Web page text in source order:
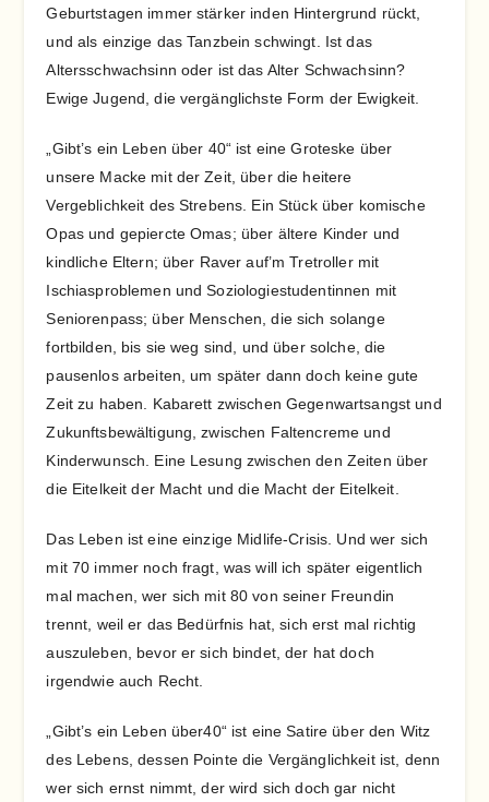
Geburtstagen immer stärker inden Hintergrund rückt,
und als einzige das Tanzbein schwingt. Ist das
Altersschwachsinn oder ist das Alter Schwachsinn?
Ewige Jugend, die vergänglichste Form der Ewigkeit.
„Gibt’s ein Leben über 40“ ist eine Groteske über
unsere Macke mit der Zeit, über die heitere
Vergeblichkeit des Strebens. Ein Stück über komische
Opas und gepiercte Omas; über ältere Kinder und
kindliche Eltern; über Raver auf’m Tretroller mit
Ischiasproblemen und Soziologiestudentinnen mit
Seniorenpass; über Menschen, die sich solange
fortbilden, bis sie weg sind, und über solche, die
pausenlos arbeiten, um später dann doch keine gute
Zeit zu haben. Kabarett zwischen Gegenwartsangst und
Zukunftsbewältigung, zwischen Faltencreme und
Kinderwunsch. Eine Lesung zwischen den Zeiten über
die Eitelkeit der Macht und die Macht der Eitelkeit.
Das Leben ist eine einzige Midlife-Crisis. Und wer sich
mit 70 immer noch fragt, was will ich später eigentlich
mal machen, wer sich mit 80 von seiner Freundin
trennt, weil er das Bedürfnis hat, sich erst mal richtig
auszuleben, bevor er sich bindet, der hat doch
irgendwie auch Recht.
„Gibt’s ein Leben über40“ ist eine Satire über den Witz
des Lebens, dessen Pointe die Vergänglichkeit ist, denn
wer sich ernst nimmt, der wird sich doch gar nicht